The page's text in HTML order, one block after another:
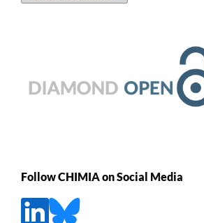
Follow CHIMIA on Social Media